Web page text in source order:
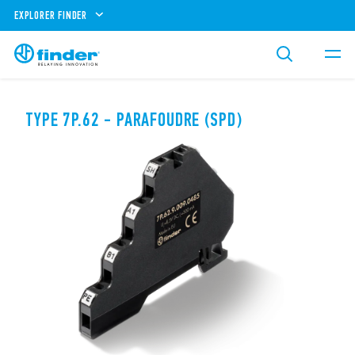
EXPLORER FINDER
TYPE 7P.62 - PARAFOUDRE (SPD)